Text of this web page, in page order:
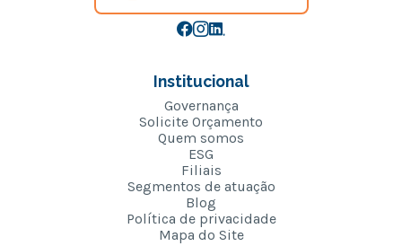
Institucional
Governança
Solicite Orçamento
Quem somos
ESG
Filiais
Segmentos de atuação
Blog
Política de privacidade
Mapa do Site